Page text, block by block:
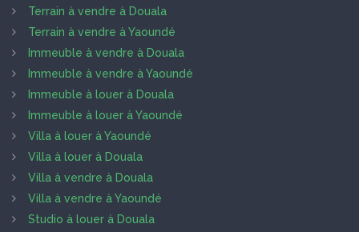
Terrain à vendre à Douala
Terrain à vendre à Yaoundé
Immeuble à vendre à Douala
Immeuble à vendre à Yaoundé
Immeuble à louer à Douala
Immeuble à louer à Yaoundé
Villa à louer à Yaoundé
Villa à louer à Douala
Villa à vendre à Douala
Villa à vendre à Yaoundé
Studio à louer à Douala